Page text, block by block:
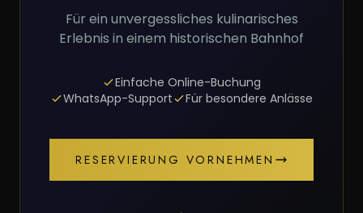
Für ein unvergessliches kulinarisches
Erlebnis in einem historischen Bahnhof
Einfache Online-Buchung
WhatsApp-Support
Für besondere Anlässe
RESERVIERUNG VORNEHMEN